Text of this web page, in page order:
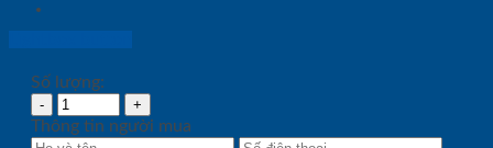
Số lượng:
Thông tin người mua